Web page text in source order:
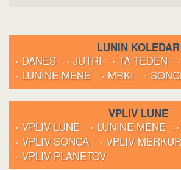
LUNIN KOLEDAR
› DANES
› JUTRI › TA TEDEN
› LUNINE MENE
› MRKI ›
VPLIV LUNE
› VPLIV LUNE
› LUNINE MENE
› VPLIV SONCA
› VPLIV
› VPLIV PLANETOV